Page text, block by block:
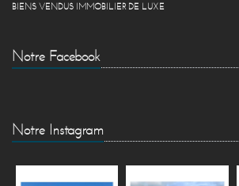
BIENS VENDUS IMMOBILIER DE LUXE
Notre Facebook
Notre Instagram